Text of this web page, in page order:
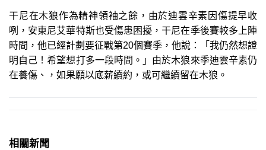
干尼在木狼作為精神領袖之餘，由於迪雲辛素因傷提早收
咧，安東尼艾華特斯也受傷患困擾，干尼在季後賽較多上陣
時間，他已經計劃要征戰第20個賽季，他說：「我仍然想證
明自己！希望想打多一段時間。」由於木狼來季迪雲辛素仍
在養傷、，如果願以底薪續約，或可繼續留在木狼。
相關新聞